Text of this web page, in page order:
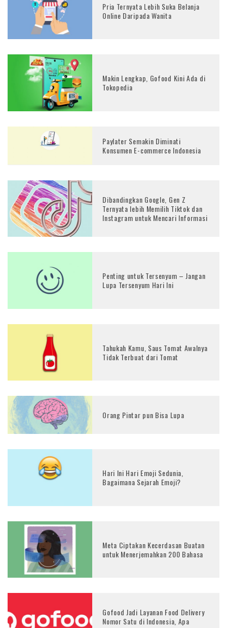
Pria Ternyata Lebih Suka Belanja
Online Daripada Wanita
Makin Lengkap, Gofood Kini Ada di
Tokopedia
Paylater Semakin Diminati
Konsumen E-commerce Indonesia
Dibandingkan Google, Gen Z
Ternyata lebih Memilih Tiktok dan
Instagram untuk Mencari Informasi
Penting untuk Tersenyum – Jangan
Lupa Tersenyum Hari Ini
Tahukah Kamu, Saus Tomat Awalnya
Tidak Terbuat dari Tomat
Orang Pintar pun Bisa Lupa
Hari Ini Hari Emoji Sedunia,
Bagaimana Sejarah Emoji?
Meta Ciptakan Kecerdasan Buatan
untuk Menerjemahkan 200 Bahasa
Gofood Jadi Layanan Food Delivery
Nomor Satu di Indonesia, Apa